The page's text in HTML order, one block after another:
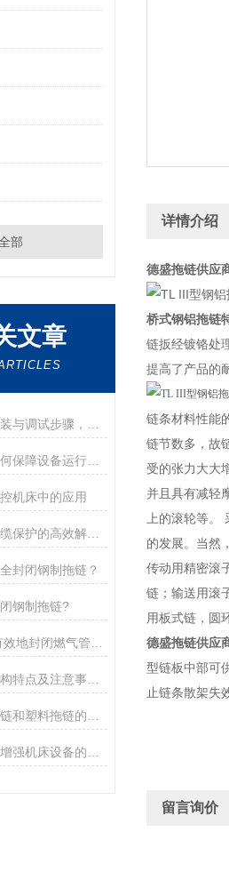
部
文章
全封闭钢制拖链：如何保障设备运行的安全与稳定
机床中的应用
全封闭钢制拖链：电缆保护的高效解决方案
封闭钢制拖链？
钢制拖链?
全封闭钢制拖链的结构特点及注意事项说明
详情介绍
德盛拖链供应
桥式钢铝拖链
链扳经镀铬处
提高了产品的
链条材料性能
链节数多，故
受的张力大大
并且具有减轻
上的滚轮等
的发展。当然
传动用精密滚
链；输送用滚
用板式链，圆
德盛拖链供应
型链板中部可
止链条散架失
留言询价